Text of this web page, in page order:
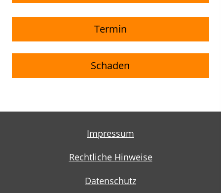
Termin
Schaden
Impressum
Rechtliche Hinweise
Datenschutz